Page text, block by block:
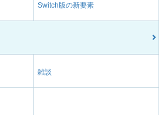
Switch版の新要素
雑談